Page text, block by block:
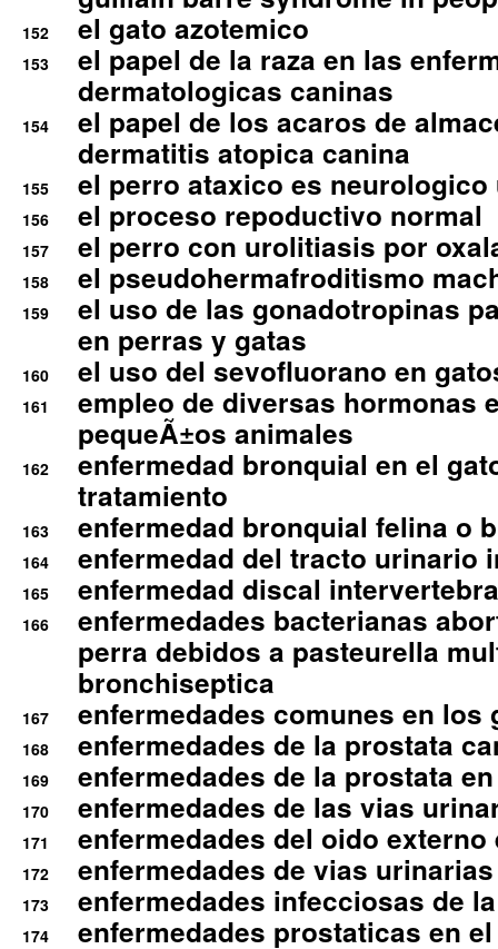
152 el gato azotemico
153
el papel de la raza en las
dermatologicas caninas
154
el papel de los acaros de
dermatitis atopica canina
155 el perro ataxico es
156 el proceso repoductivo normal
157 el perro con urolitiasis por
158 el pseudohermafroditismo
159
el uso de las gonadotropinas
en perras y gatas
160 el uso del sevofluorano en
161
empleo de diversas hormonas
pequeÃ±os animales
162
enfermedad bronquial en el
tratamiento
163 enfermedad bronquial felina o
164 enfermedad del tracto urinario
165 enfermedad discal
166
enfermedades bacterianas
perra debidos a pasteurella
bronchiseptica
167 enfermedades comunes en los
168 enfermedades de la prostata
169 enfermedades de la prostata
170 enfermedades de las vias
171 enfermedades del oido
172 enfermedades de vias
173 enfermedades infecciosas de
174
enfermedades prostaticas en